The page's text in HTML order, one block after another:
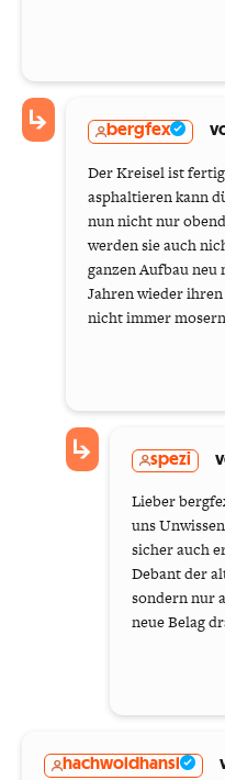
bergfex
Der Kreisel ist
asphaltieren kann
nun nicht nur
werden sie auch
ganzen Aufbau neu
Jahren wieder
nicht immer
spezi
Lieber
uns
sicher auch
Debant der
sondern nur
neue Belag
hachwoldhansl